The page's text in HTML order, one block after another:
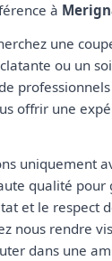
à
une
ou un
offrir une
uniquement
qualité pour
et le respect
nous rendre
dans une